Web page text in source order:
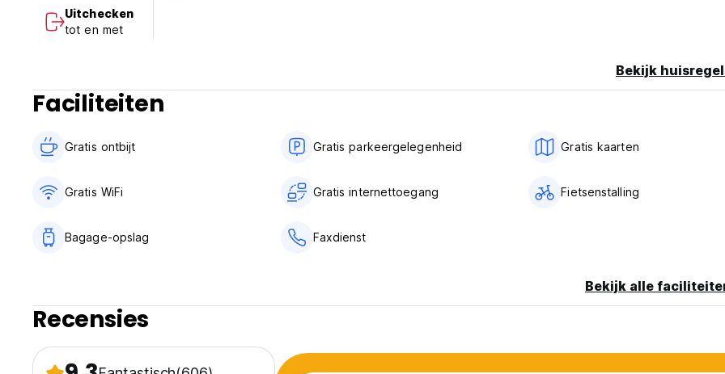
walvissen spotten vanaf een boot, skydiven, gamedrives, quadrijden, diepzeevissen, plezierboottochten naar Seal Island
(Auto-translated from original language)
Uitchecken
tot en met
Bekijk
Faciliteiten
Gratis ontbijt‎ Gratis parkeergelegenheid Gratis kaarten
Gratis WiFi Gratis internettoegang Fietsenstalling
Bagage-opslag Faxdienst
Bekijk alle
Recensies